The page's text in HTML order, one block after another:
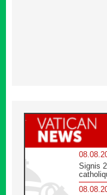
Signis